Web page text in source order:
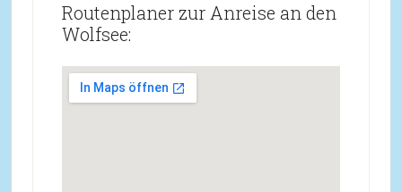
Routenplaner zur Anreise an den
Wolfsee: